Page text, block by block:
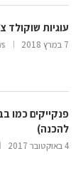
עוגיות שוקולד
7 במרץ 2018
פנקייקים כמו
להכנה)
4 באוקטובר 2017